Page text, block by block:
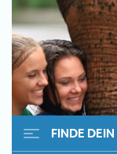
FINDE